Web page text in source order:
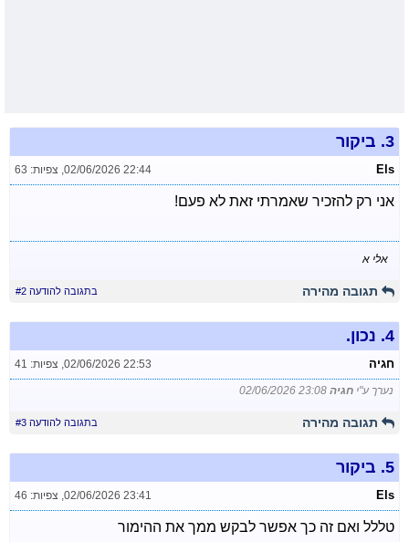
3. ביקור
Els
02/06/2026 22:44
, צפיות: 63
אני רק להזכיר שאמרתי זאת לא פעם!
אלי א
תגובה מהירה בתגובה להודעה #2
4. נכון.
חגיה 02/06/2026 22:53
, צפיות: 41
נערך ע"י חגיה 02/06/2026 23:08
תגובה מהירה בתגובה להודעה #3
5. ביקור
Els
02/06/2026 23:41
, צפיות: 46
טללל ואם זה כך אפשר לבקש ממך את ההימור